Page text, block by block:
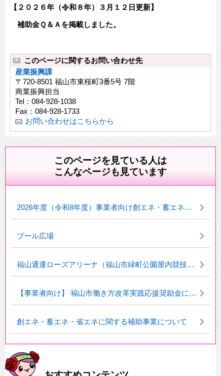
【２０２６年（令和８年）３月１２日更新】
補助金Ｑ＆Ａを掲載しました。
このページに関するお問い合わせ先
産業振興課
〒720-8501 福山市東桜町3番5号 7階
商業振興担当
Tel：084-928-1038
Fax：084-928-1733
お問い合わせはこちらから
このページを見ている人は
こんなページも見ています
2026年度（令和8年度）事業者向け創エネ・蓄エネ・省エネ設備導入等補助金交付事業について
プール広場
福山通運ローズアリーナ（福山市緑町公園屋内競技場）
【事業者向け】 福山市働き方改革実践応援奨励金について【2026年度】
創エネ・蓄エネ・省エネに関する補助事業について